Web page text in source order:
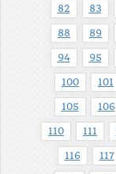
82 83
88 89
94 95
100 101
105 106
110 111
116 117